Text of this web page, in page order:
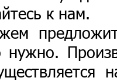
к нам.
нужно.